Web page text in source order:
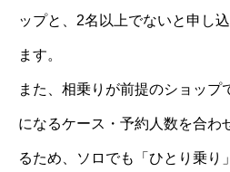
ップと、2名以上でないと申し
ます。
また、相乗りが前提のショップ
になるケース・予約人数を合わ
るため、ソロでも「ひとり乗り